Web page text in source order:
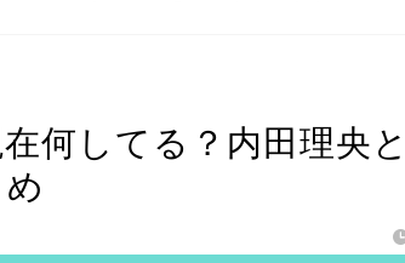
何してる？内田理央